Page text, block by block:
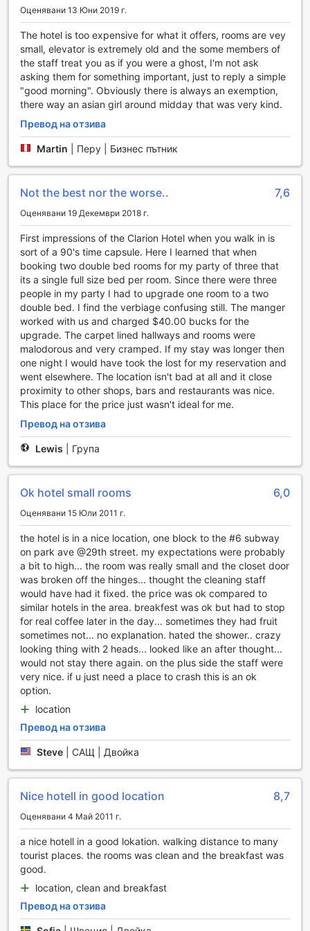
атмосфера и внимателен персонал, Clarion Hotel Park
Avenue е не само място за настаняване, но и
дестинация, където можете да откриете уникални
моменти и спомени.
Спортни удобства в Clarion Hotel Park Avenue
Clarion Hotel Park Avenue предлага на своите гости
изключителни спортни удобства, които ще задоволят
нуждите на всеки любител на активния начин на живот.
На място можете да се насладите на прекрасно
проектирано голф игрище, което е идеално както за
начинаещи, така и за опитни играчи. С живописни
гледки и добре поддържани зелени площи, игрището
забавление, докато усъвършенствате своите умения.
Освен това, хотелът разполага с модерно фитнес
студио, което е оборудвано с най-новите тренажори и
уреди за силова тренировка. Гостите могат да се
възползват от безплатния фитнес център, който
предлага разнообразие от възможности за тренировки,
включително кардио уреди, свободни тежести и зони за
групови занимания. Независимо дали искате да
поддържате форма или просто да се освежите след
дългия ден, спортните съоръжения на Clarion Hotel Park
Avenue са тук, за да ви помогнат да постигнете вашите
фитнес цели.
Удобства в Clarion Hotel Park Avenue
Clarion Hotel Park Avenue предлага редица удобства,
които ще направят престоя ви в Ню Йорк още по-
комфортен и безгрижен. Гостите могат да се
възползват от услугите за пране и химическо чистене,
престой или просто искат да освежат гардероба си.
Също така, хотелът предлага рум-сървиз, който ви
позволява да се насладите на вкусни ястия в уюта на
вашата стая, без да се налага да напускате хотела. За
допълнителна сигурност, наличието на сейфове за
съхранение на ценности осигурява спокойствие на
гостите.
Не на последно място, Clarion Hotel Park Avenue
предлага и безплатен Wi-Fi в стаите, както и в
обществените зони, което е идеално за тези, които
искат да останат свързани по време на пътуването си.
С ежедневното почистване на стаите, можете да
бъдете сигурни, че вашето помещение ще бъде винаги
чисто и подредено. За удобство на гостите, хотелът
разполага и с помещение за съхранение на багаж,
което е особено полезно при ранно пристигане или
Hotel Park Avenue идеален избор за вашето следващо
пътуване до Ню Йорк.
Транспортни удобства в Clarion Hotel Park Avenue
Clarion Hotel Park Avenue предлага удобни транспортни
решения, които правят престоя ви в Ню Йорк още по-
приятен. Хотелът разполага с паркинг услуги,
включително възможността за валет паркинг, който
позволява на гостите да се насладят на безпроблемно
паркиране, без да се притесняват за намирането на
място. Със специално предвиден паркинг на място, вие
безопасност, докато изследвате вълнуващия живот на
града.
Оценявани 13 Юни 2019 г.
The hotel is too expensive for what it offers, rooms are vey
small, elevator is extremely old and the some members of
the staff treat you as if you were a ghost, I'm not ask
asking them for something important, just to reply a simple
"good morning". Obviously there is always an exemption,
there way an asian girl around midday that was very kind.
Превод на отзива
Martin Перу | Бизнес пътник
Not the best nor the worse.. 7,6
Оценявани 19 Декември 2018 г.
First impressions of the Clarion Hotel when you walk in is
sort of a 90's time capsule. Here I learned that when
booking two double bed rooms for my party of three that
its a single full size bed per room. Since there were three
people in my party I had to upgrade one room to a two
double bed. I find the verbiage confusing still. The manger
worked with us and charged $40.00 bucks for the
upgrade. The carpet lined hallways and rooms were
malodorous and very cramped. If my stay was longer then
one night I would have took the lost for my reservation and
went elsewhere. The location isn't bad at all and it close
proximity to other shops, bars and restaurants was nice.
This place for the price just wasn't ideal for me.
Превод на отзива
Lewis Група
Ok hotel small rooms 6,0
Оценявани 15 Юли 2011 г.
the hotel is in a nice location, one block to the #6 subway
on park ave @29th street. my expectations were probably
a bit to high... the room was really small and the closet door
was broken off the hinges... thought the cleaning staff
would have had it fixed. the price was ok compared to
similar hotels in the area. breakfest was ok but had to stop
for real coffee later in the day... sometimes they had fruit
sometimes not... no explanation. hated the shower.. crazy
looking thing with 2 heads... looked like an after thought...
would not stay there again. on the plus side the staff were
very nice. if u just need a place to crash this is an ok
option.
location
Превод на отзива
Steve САЩ | Двойка
Nice hotell in good location 8,7
Оценявани 4 Май 2011 г.
a nice hotell in a good lokation. walking distance to many
tourist places. the rooms was clean and the breakfast was
good.
location, clean and breakfast
Превод на отзива